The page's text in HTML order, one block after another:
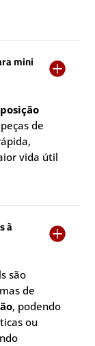
mini

de
vida útil
à

são
de
, podendo
ou